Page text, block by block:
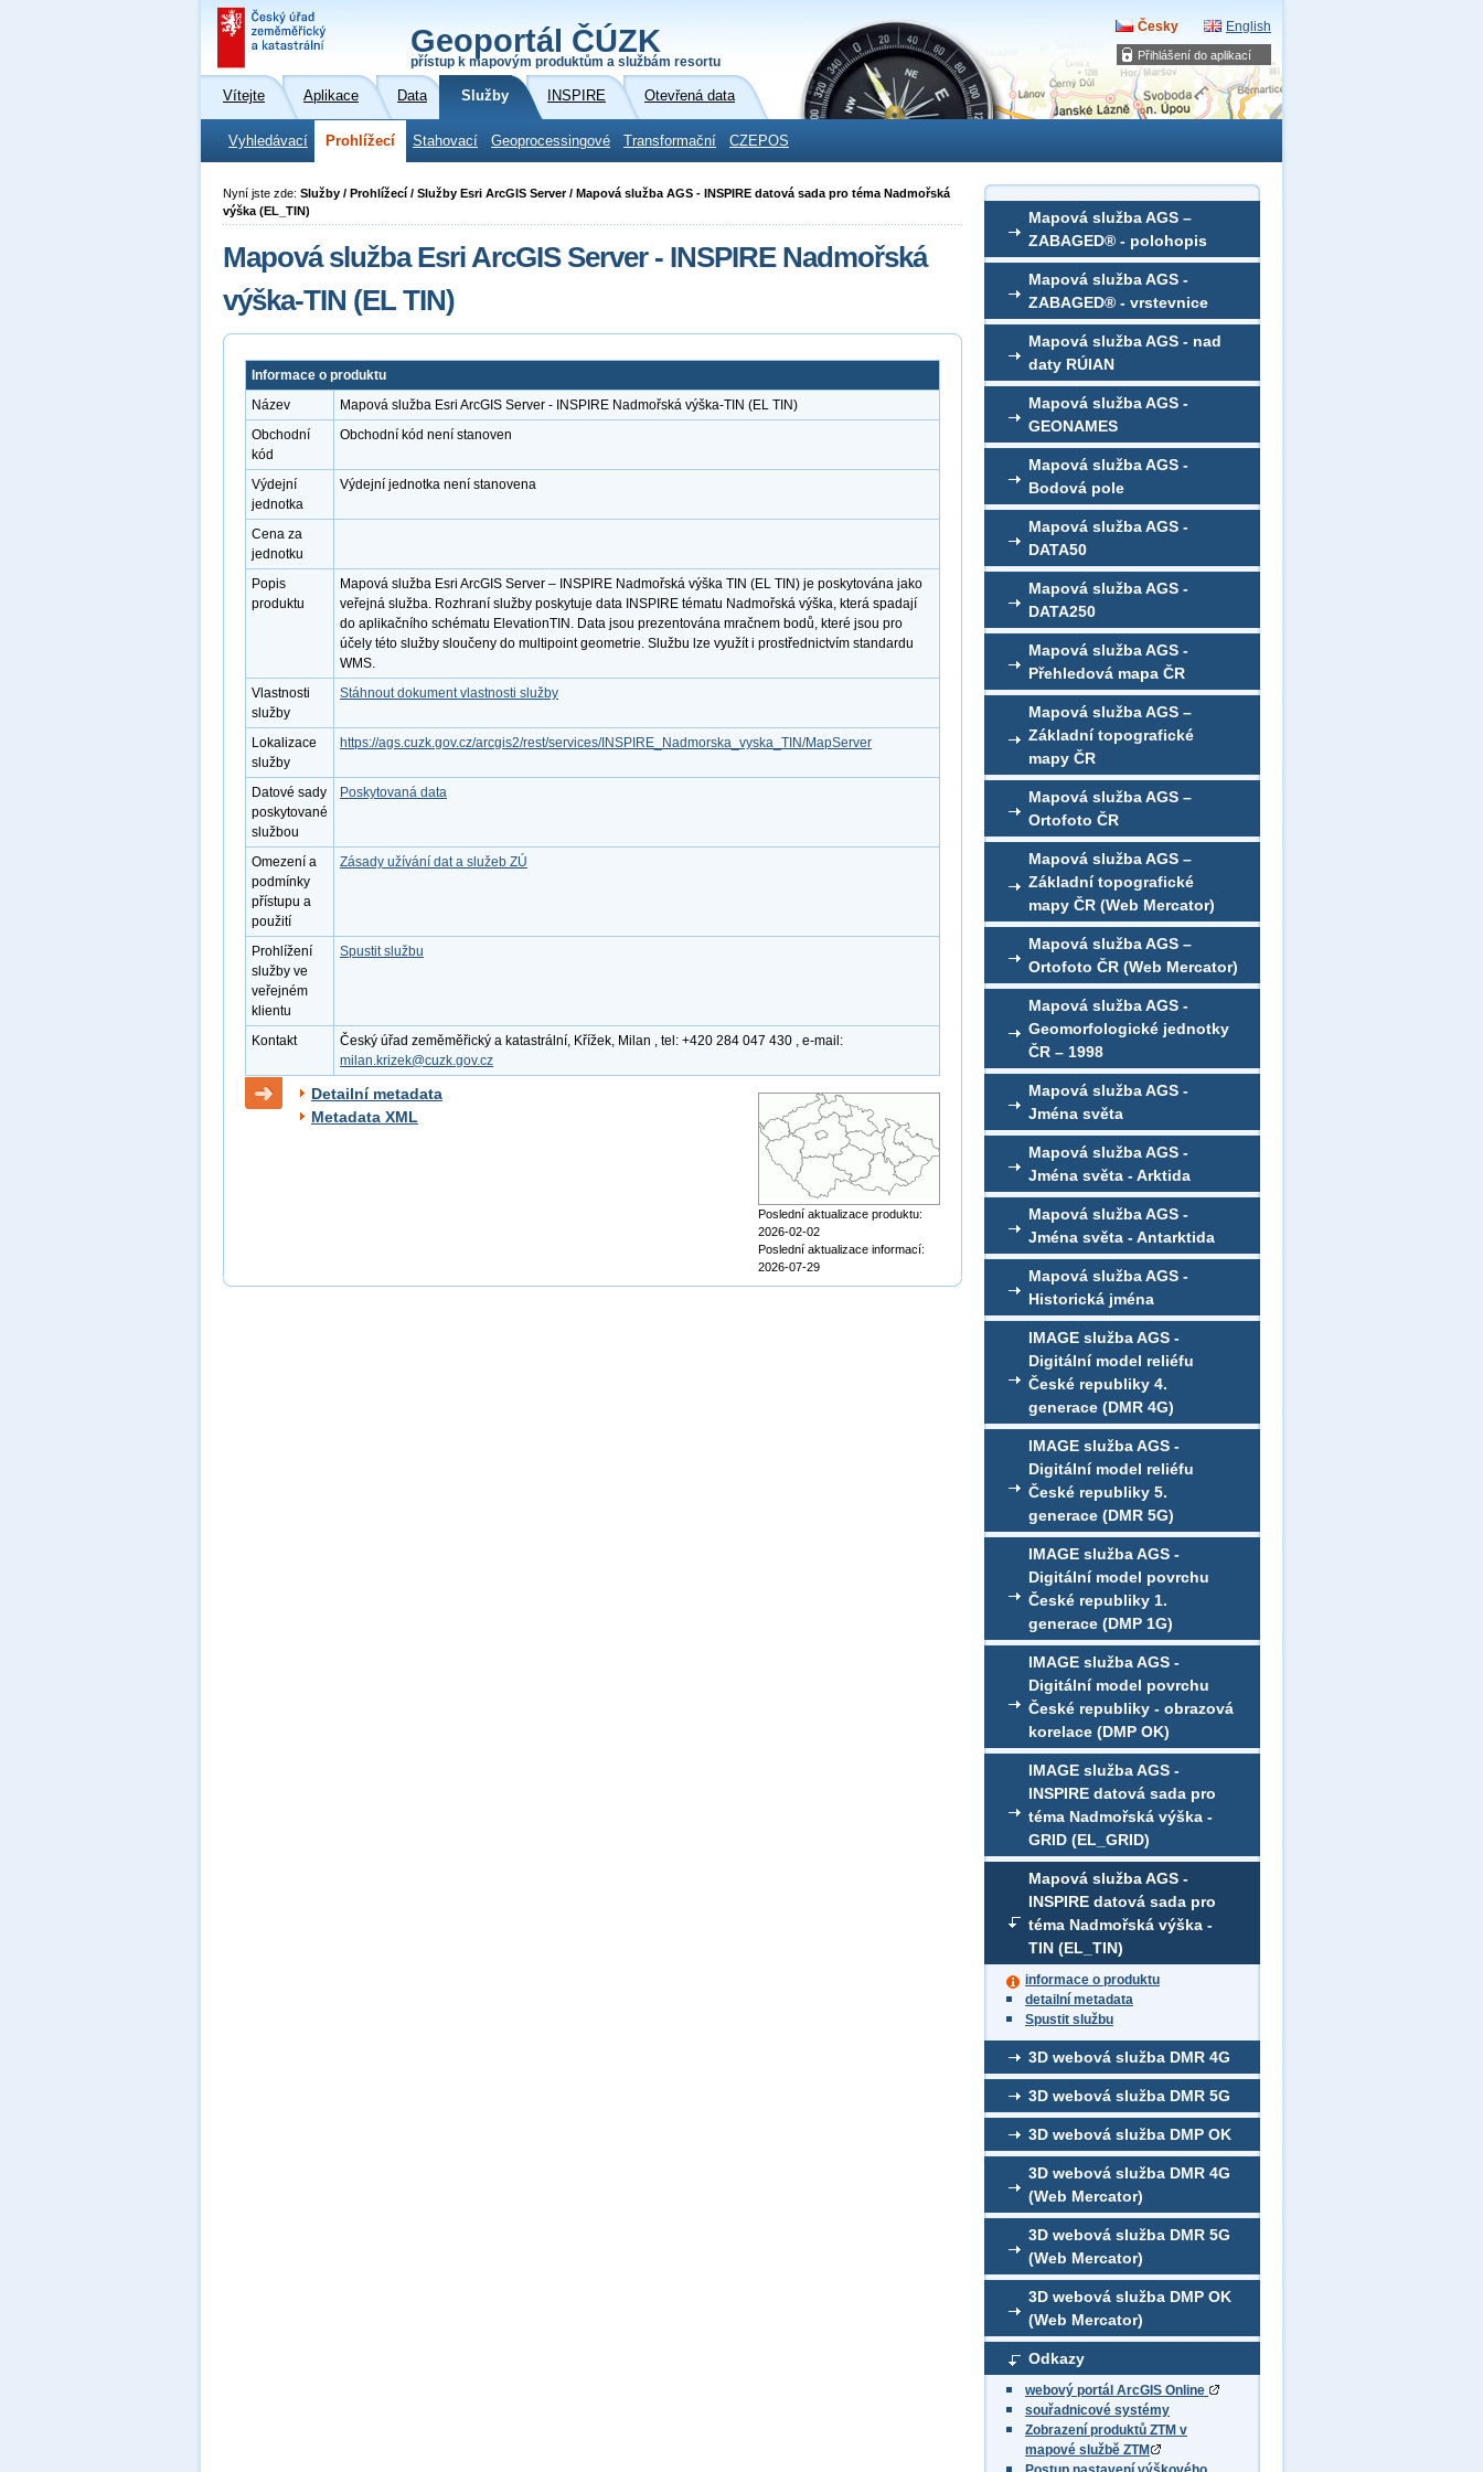
Přihlášení do aplikací
Geoportál ČÚZK
přístup k mapovým produktům a službám resortu
Česky English
Vítejte Aplikace Data Služby INSPIRE Otevřená data
Vyhledávací Prohlížecí Stahovací Geoprocessingové Transformační CZEPOS
Mapová služba AGS –
ZABAGED® - polohopis
Mapová služba AGS -
ZABAGED® - vrstevnice
Mapová služba AGS - nad
daty RÚIAN
Mapová služba AGS -
GEONAMES
Mapová služba AGS -
Bodová pole
Mapová služba AGS -
DATA50
Mapová služba AGS -
DATA250
Mapová služba AGS -
Přehledová mapa ČR
Mapová služba AGS –
Základní topografické
mapy ČR
Mapová služba AGS –
Ortofoto ČR
Mapová služba AGS –
Základní topografické
mapy ČR (Web Mercator)
Mapová služba AGS –
Ortofoto ČR (Web Mercator)
Mapová služba AGS -
Geomorfologické jednotky
ČR – 1998
Mapová služba AGS -
Jména světa
Mapová služba AGS -
Jména světa - Arktida
Mapová služba AGS -
Jména světa - Antarktida
Mapová služba AGS -
Historická jména
IMAGE služba AGS -
Digitální model reliéfu
České republiky 4.
generace (DMR 4G)
IMAGE služba AGS -
Digitální model reliéfu
České republiky 5.
generace (DMR 5G)
IMAGE služba AGS -
Digitální model povrchu
České republiky 1.
generace (DMP 1G)
IMAGE služba AGS -
Digitální model povrchu
České republiky - obrazová
korelace (DMP OK)
IMAGE služba AGS -
INSPIRE datová sada pro
téma Nadmořská výška -
GRID (EL_GRID)
Mapová služba AGS -
INSPIRE datová sada pro
téma Nadmořská výška -
TIN (EL_TIN)
informace o produktu
detailní metadata
Spustit službu
3D webová služba DMR 4G
3D webová služba DMR 5G
3D webová služba DMP OK
3D webová služba DMR 4G
(Web Mercator)
3D webová služba DMR 5G
(Web Mercator)
3D webová služba DMP OK
(Web Mercator)
Odkazy
webový portál ArcGIS Online
souřadnicové systémy
Zobrazení produktů ZTM v
mapové službě ZTM
Nyní jste zde: Služby / Prohlížecí / Služby Esri ArcGIS Server / Mapová služba AGS - INSPIRE datová sada pro téma Nadmořská
výška (EL_TIN)
Mapová služba Esri ArcGIS Server - INSPIRE Nadmořská
výška-TIN (EL TIN)
Informace o produktu
Název
Mapová služba Esri ArcGIS Server - INSPIRE Nadmořská výška-TIN (EL TIN)
Obchodní
kód
Obchodní kód není stanoven
Výdejní
jednotka
Výdejní jednotka není stanovena
Cena za
jednotku
Popis
produktu
Mapová služba Esri ArcGIS Server – INSPIRE Nadmořská výška TIN (EL TIN) je poskytována jako
veřejná služba. Rozhraní služby poskytuje data INSPIRE tématu Nadmořská výška, která spadají
do aplikačního schématu ElevationTIN. Data jsou prezentována mračnem bodů, které jsou pro
účely této služby sloučeny do multipoint geometrie. Službu lze využít i prostřednictvím standardu
WMS.
Vlastnosti
služby
Stáhnout dokument vlastnosti služby
Lokalizace
služby
https://ags.cuzk.gov.cz/arcgis2/rest/services/INSPIRE_Nadmorska_vyska_TIN/MapServer
Datové sady
poskytované
službou
Poskytovaná data
Omezení a
podmínky
přístupu a
použití
Zásady užívání dat a služeb ZÚ
Prohlížení
služby ve
veřejném
klientu
Spustit službu
Kontakt
Český úřad zeměměřický a katastrální, Křížek, Milan , tel: +420 284 047 430 , e-mail:
milan.krizek@cuzk.gov.cz
Detailní metadata
Metadata XML
Poslední aktualizace produktu:
2026-02-02
Poslední aktualizace informací:
2026-07-29